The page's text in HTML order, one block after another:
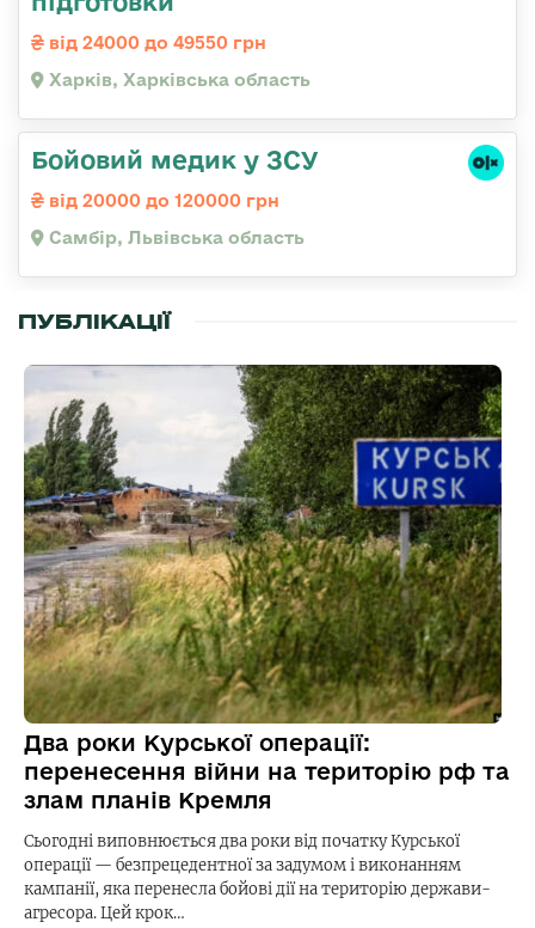
від 24000 до 49550 грн
Харків, Харківська область
Бойовий медик у ЗСУ
від 20000 до 120000 грн
Самбір, Львівська область
ПУБЛІКАЦІЇ
Два роки Курської операції:
перенесення війни на територію рф та
злам планів Кремля
Сьогодні виповнюється два роки від початку Курської
операції — безпрецедентної за задумом і виконанням
кампанії, яка перенесла бойові дії на територію держави-
агресора. Цей крок…